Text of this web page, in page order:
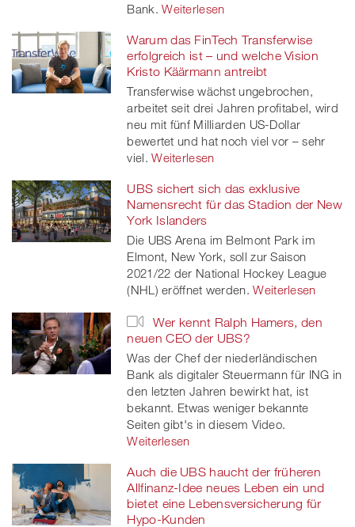
Bank. Weiterlesen
Warum das FinTech Transferwise
erfolgreich ist – und welche Vision
Kristo Käärmann antreibt
Transferwise wächst ungebrochen,
arbeitet seit drei Jahren profitabel, wird
neu mit fünf Milliarden US-Dollar
bewertet und hat noch viel vor – sehr
viel. Weiterlesen
UBS sichert sich das exklusive
Namensrecht für das Stadion der New
York Islanders
Die UBS Arena im Belmont Park im
Elmont, New York, soll zur Saison
2021/22 der National Hockey League
(NHL) eröffnet werden. Weiterlesen
Wer kennt Ralph Hamers, den
neuen CEO der UBS?
Was der Chef der niederländischen
Bank als digitaler Steuermann für ING in
den letzten Jahren bewirkt hat, ist
bekannt. Etwas weniger bekannte
Seiten gibt's in diesem Video.
Weiterlesen
Auch die UBS haucht der früheren
Allfinanz-Idee neues Leben ein und
bietet eine Lebensversicherung für
Hypo-Kunden